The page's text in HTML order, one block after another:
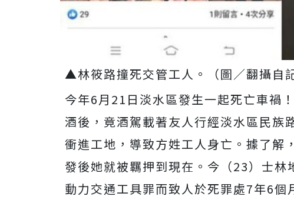
▲林筱路撞死交管工人。（圖／翻攝自
今年6月 21 日淡水區發生一起死亡車禍！
酒後，竟酒駕載著友人行經淡水區民族
衝進工地，導致方姓工人身亡。據了解
發後她就被羈押到現在。今（23）士林
動力交通工具罪而致人於死罪處7年6個